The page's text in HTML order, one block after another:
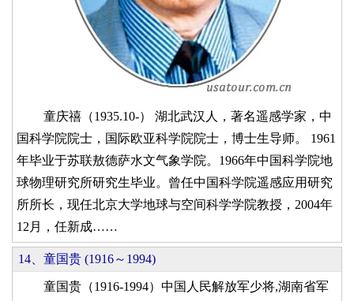
童庆禧（1935.10-） 湖北武汉人，著名遥感学家，中
国科学院院士，国际欧亚科学院院士，博士生导师。 1961
年毕业于苏联敖德萨水文气象学院。1966年中国科学院地
球物理研究所研究生毕业。曾任中国科学院遥感应用研究
所所长，现任北京大学地球与空间科学学院教授，2004年
12月，任新成……
14、童国贵 (1916～1994)
童国贵（1916-1994）中国人民解放军少将,湖南省军